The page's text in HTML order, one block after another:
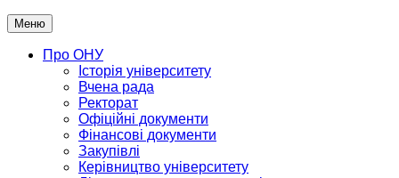
Меню
Про ОНУ
Історія університету
Вчена рада
Ректорат
Офіційні документи
Фінансові документи
Закупівлі
Керівництво університету